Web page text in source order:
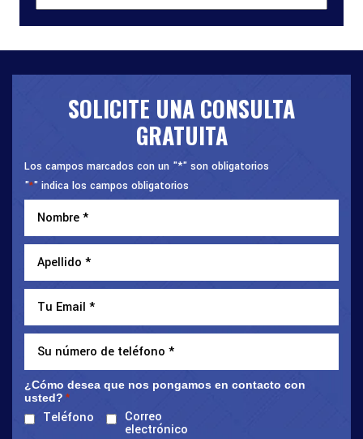
SOLICITE UNA CONSULTA
GRATUITA
Los campos marcados con un "*" son obligatorios
"*" indica los campos obligatorios
¿Cómo desea que nos pongamos en contacto con
usted? *
Teléfono Correo
electrónico